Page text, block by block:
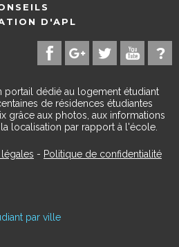
D'APL
portail dédié au logement étudiant
de résidences étudiantes
grâce aux photos, aux informations
localisation par rapport à l'école.
- Politique de confidentialité
par ville